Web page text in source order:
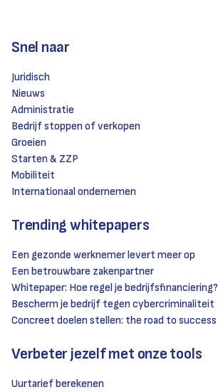
Snel naar
Juridisch
Nieuws
Administratie
Bedrijf stoppen of verkopen
Groeien
Starten & ZZP
Mobiliteit
Internationaal ondernemen
Trending whitepapers
Een gezonde werknemer levert meer op
Een betrouwbare zakenpartner
Whitepaper: Hoe regel je bedrijfsfinanciering?
Bescherm je bedrijf tegen cybercriminaliteit
Concreet doelen stellen: the road to success
Verbeter jezelf met onze tools
Uurtarief berekenen